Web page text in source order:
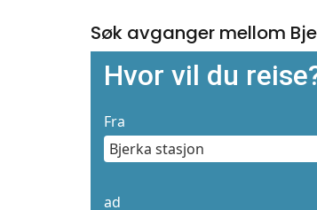
Søk avganger mellom
Hvor vil du
Fra
ad